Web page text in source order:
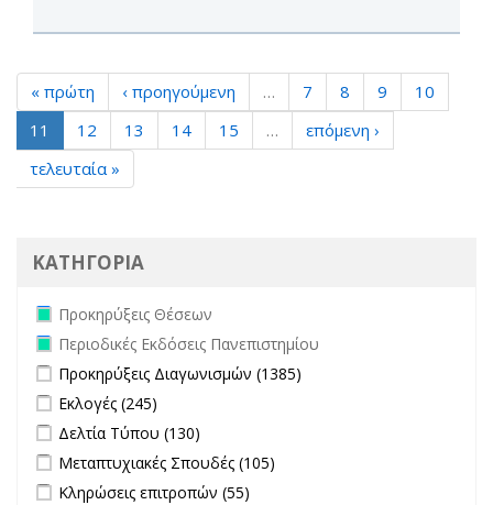
« πρώτη ‹ προηγούμενη … 7 8 9
10
11
12 13 14 15 …
επόμενη ›
τελευταία »
ΚΑΤΗΓΟΡΙΑ
Remove Προκηρύξεις Θέσεων filter
Προκηρύξεις Θέσεων
Remove Περιοδικές Εκδόσεις Πανεπιστημίου filter
Περιοδικές Εκδόσεις Πανεπιστημίου
Apply Προκηρύξεις Διαγωνισμών filter
Προκηρύξεις Διαγωνισμών (1385)
Apply Εκλογές filter
Εκλογές (245)
Apply Δελτία Τύπου filter
Δελτία Τύπου (130)
Apply Μεταπτυχιακές Σπουδές filter
Μεταπτυχιακές Σπουδές (105)
Apply Κληρώσεις επιτροπών filter
Κληρώσεις επιτροπών (55)